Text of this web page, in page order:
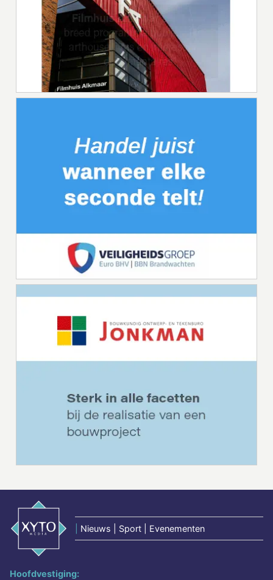
Nieuws | Sport | Evenementen
Hoofdvestiging: